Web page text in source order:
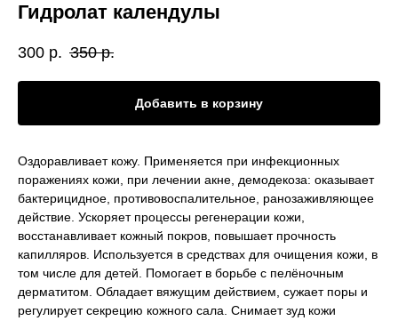
Гидролат календулы
300 р. 350 р.
Добавить в корзину
Оздоравливает кожу. Применяется при инфекционных
поражениях кожи, при лечении акне, демодекоза: оказывает
бактерицидное, противовоспалительное, ранозаживляющее
действие. Ускоряет процессы регенерации кожи,
восстанавливает кожный покров, повышает прочность
капилляров. Используется в средствах для очищения кожи, в
том числе для детей. Помогает в борьбе с пелёночным
дерматитом. Обладает вяжущим действием, сужает поры и
регулирует секрецию кожного сала. Снимает зуд кожи